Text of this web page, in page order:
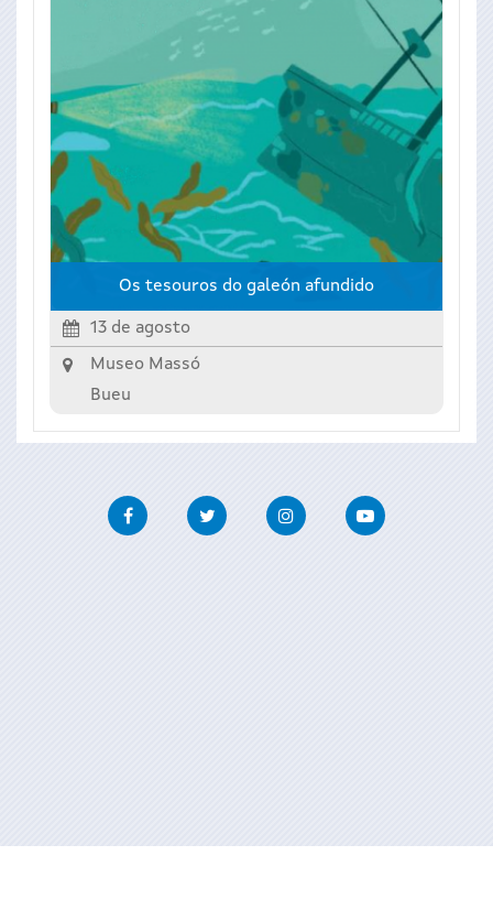
Os tesouros do galeón afundido
13 de agosto
Museo Massó
Bueu
FacebookTwitter InstagramYoutube